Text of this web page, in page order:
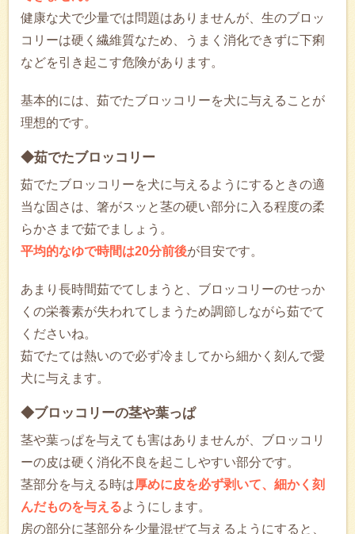
健康な犬で少量では問題はありませんが、生のブロッ
コリーは硬く繊維質なため、うまく消化できずに下痢
などを引き起こす危険があります。
基本的には、茹でたブロッコリーを犬に与えることが
理想的です。
◆茹でたブロッコリー
茹でたブロッコリーを犬に与えるようにするときの適
当な固さは、箸がスッと茎の硬い部分に入る程度の柔
らかさまで茹でましょう。
平均的なゆで時間は20分前後が目安です。
あまり長時間茹でてしまうと、ブロッコリーのせっか
くの栄養素が失われてしまうため調節しながら茹でて
くださいね。
茹でたては熱いので必ず冷ましてから細かく刻んで愛
犬に与えます。
◆ブロッコリーの茎や葉っぱ
茎や葉っぱを与えても害はありませんが、ブロッコリ
ーの皮は硬く消化不良を起こしやすい部分です。
茎部分を与える時は厚めに皮を必ず剥いて、細かく刻
んだものを与えるようにします。
房の部分に茎部分を少量混ぜて与えるようにすると、